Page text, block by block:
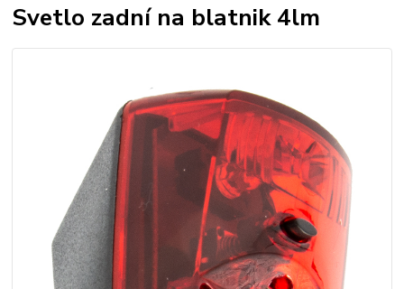
Svetlo zadní na blatnik 4lm